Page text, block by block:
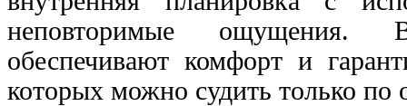
неповторимые ощущения.
обеспечивают комфорт и
которых можно судить только по